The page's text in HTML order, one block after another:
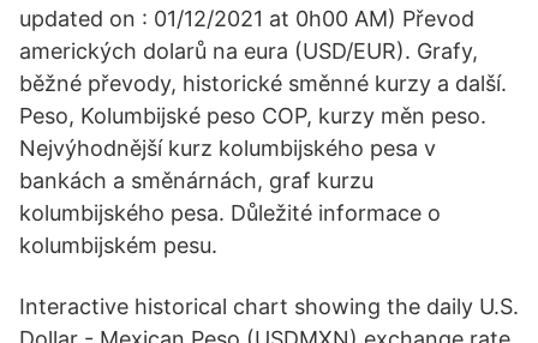
updated on : 01/12/2021 at 0h00 AM) Převod
amerických dolarů na eura (USD/EUR). Grafy,
běžné převody, historické směnné kurzy a další.
Peso, Kolumbijské peso COP, kurzy měn peso.
Nejvýhodnější kurz kolumbijského pesa v
bankách a směnárnách, graf kurzu
kolumbijského pesa. Důležité informace o
kolumbijském pesu.
Interactive historical chart showing the daily U.S.